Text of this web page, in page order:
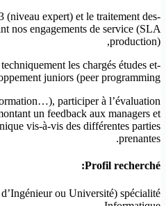
(niveau expert) et le traitement des
nos engagements de service (SLA
production),
les chargés études et
juniors (peer programming,
participer à l’évaluation
un feedback aux managers et
vis-à-vis des différentes parties
prenantes.
Profil recherché:
ou Université) spécialité